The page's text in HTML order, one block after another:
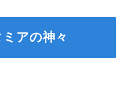
アの神々